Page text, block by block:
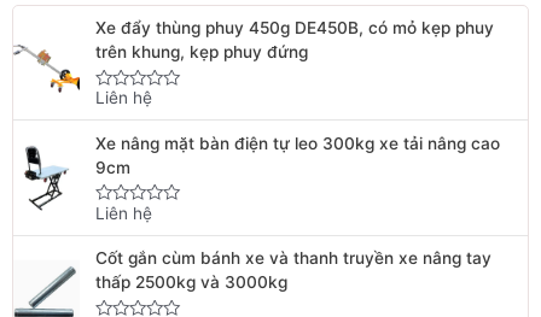
Xe đẩy thùng phuy 450g DE450B, có mỏ kẹp phuy
trên khung, kẹp phuy đứng
Rated
0
of
5
Liên hệ
Xe nâng mặt bàn điện tự leo 300kg xe tải nâng cao
9cm
Rated
0
out
of
5
Liên hệ
Cốt gắn cùm bánh xe và thanh truyền xe nâng tay
thấp 2500kg và 3000kg